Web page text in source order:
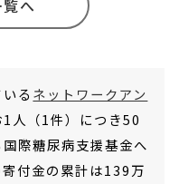
へ
る ネットワークアン
人（1件）につき50
際糖尿病支援基金へ
付金の累計は139万